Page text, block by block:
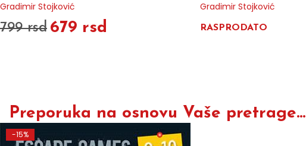
Gradimir Stojković
799 rsd 679 rsd
Gradimir Stojković
RASPRODATO
Preporuka na osnovu Vaše pretrage...
-15%